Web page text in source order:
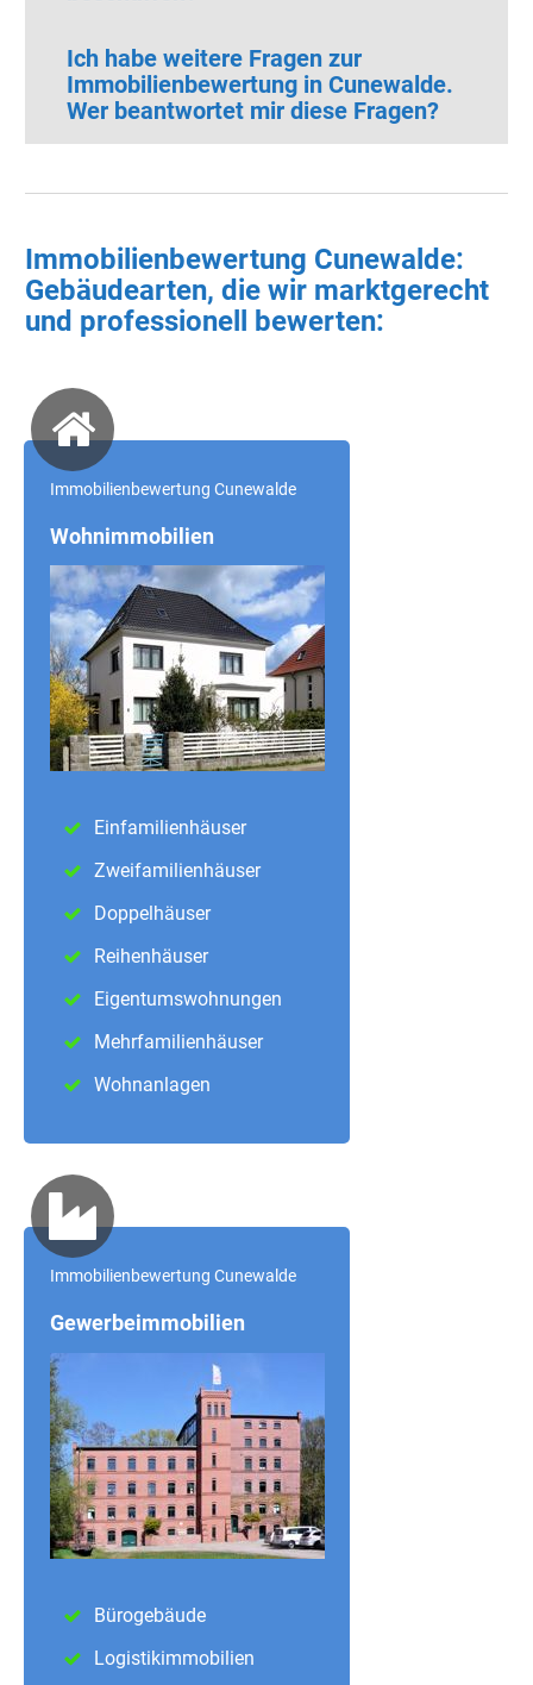
Ich habe weitere Fragen zur
Immobilienbewertung in Cunewalde.
Wer beantwortet mir diese Fragen?
Immobilienbewertung Cunewalde:
Gebäudearten, die wir marktgerecht
und professionell bewerten:
Immobilienbewertung Cunewalde
Wohnimmobilien
Einfamilienhäuser
Zweifamilienhäuser
Doppelhäuser
Reihenhäuser
Eigentumswohnungen
Mehrfamilienhäuser
Wohnanlagen
Immobilienbewertung Cunewalde
Gewerbeimmobilien
Bürogebäude
Logistikimmobilien